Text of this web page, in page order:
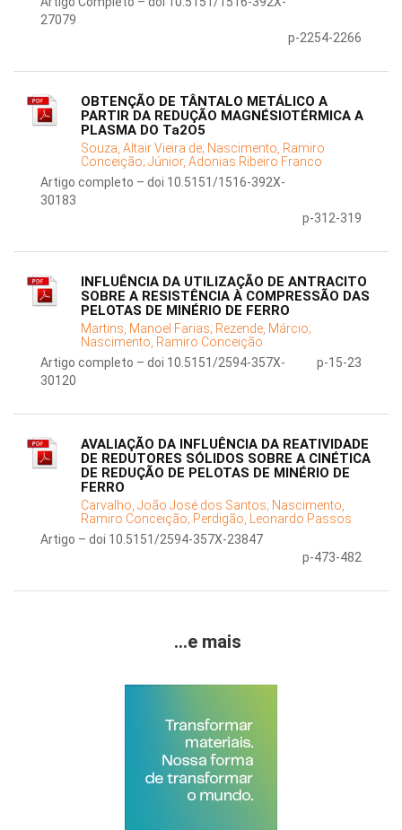
27079
p-2254-2266
OBTENÇÃO DE TÂNTALO METÁLICO A
PARTIR DA REDUÇÃO MAGNÉSIOTÉRMICA A
PLASMA DO Ta2O5
Souza, Altair Vieira de; Nascimento, Ramiro
Conceição; Júnior, Adonias Ribeiro Franco
Artigo completo – doi 10.5151/1516-392X-
30183
p-312-319
INFLUÊNCIA DA UTILIZAÇÃO DE ANTRACITO
SOBRE A RESISTÊNCIA À COMPRESSÃO DAS
PELOTAS DE MINÉRIO DE FERRO
Martins, Manoel Farias; Rezende, Márcio;
Nascimento, Ramiro Conceição
Artigo completo – doi 10.5151/2594-357X-
30120
p-15-23
AVALIAÇÃO DA INFLUÊNCIA DA REATIVIDADE
DE REDUTORES SÓLIDOS SOBRE A CINÉTICA
DE REDUÇÃO DE PELOTAS DE MINÉRIO DE
FERRO
Carvalho, João José dos Santos; Nascimento,
Ramiro Conceição; Perdigão, Leonardo Passos
Artigo – doi 10.5151/2594-357X-23847
p-473-482
...e mais